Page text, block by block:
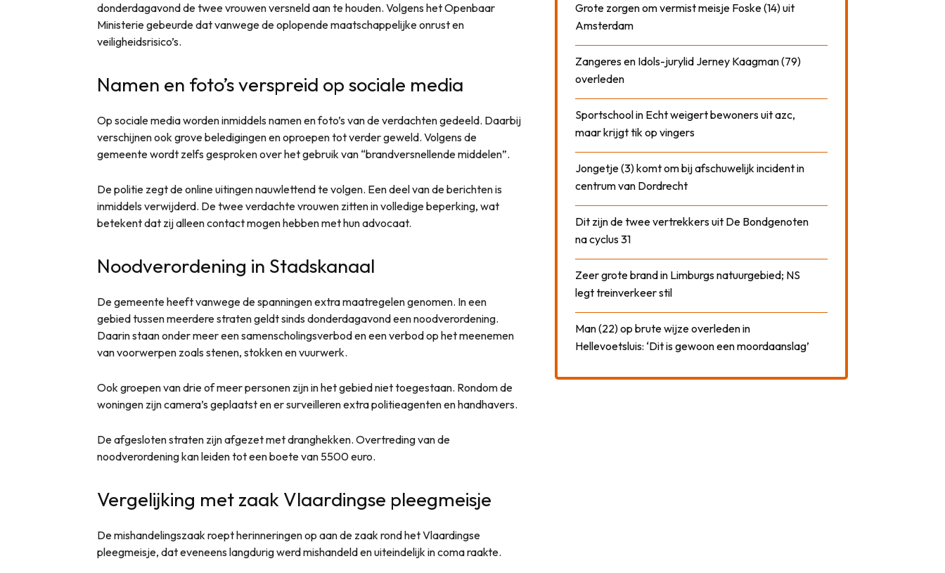
donderdagavond de twee vrouwen versneld aan te houden. Volgens het Openbaar
Ministerie gebeurde dat vanwege de oplopende maatschappelijke onrust en
veiligheidsrisico’s.
Namen en foto’s verspreid op sociale media
Op sociale media worden inmiddels namen en foto’s van de verdachten gedeeld. Daarbij
verschijnen ook grove beledigingen en oproepen tot verder geweld. Volgens de
gemeente wordt zelfs gesproken over het gebruik van “brandversnellende middelen”.
De politie zegt de online uitingen nauwlettend te volgen. Een deel van de berichten is
inmiddels verwijderd. De twee verdachte vrouwen zitten in volledige beperking, wat
betekent dat zij alleen contact mogen hebben met hun advocaat.
Noodverordening in Stadskanaal
De gemeente heeft vanwege de spanningen extra maatregelen genomen. In een
gebied tussen meerdere straten geldt sinds donderdagavond een noodverordening.
Daarin staan onder meer een samenscholingsverbod en een verbod op het meenemen
van voorwerpen zoals stenen, stokken en vuurwerk.
Ook groepen van drie of meer personen zijn in het gebied niet toegestaan. Rondom de
woningen zijn camera’s geplaatst en er surveilleren extra politieagenten en handhavers.
De afgesloten straten zijn afgezet met dranghekken. Overtreding van de
noodverordening kan leiden tot een boete van 5500 euro.
Vergelijking met zaak Vlaardingse pleegmeisje
De mishandelingszaak roept herinneringen op aan de zaak rond het Vlaardingse
pleegmeisje, dat eveneens langdurig werd mishandeld en uiteindelijk in coma raakte.
Grote zorgen om vermist meisje Foske (14) uit
Amsterdam
Zangeres en Idols-jurylid Jerney Kaagman (79)
overleden
Sportschool in Echt weigert bewoners uit azc,
maar krijgt tik op vingers
Jongetje (3) komt om bij afschuwelijk incident in
centrum van Dordrecht
Dit zijn de twee vertrekkers uit De Bondgenoten
na cyclus 31
Zeer grote brand in Limburgs natuurgebied; NS
legt treinverkeer stil
Man (22) op brute wijze overleden in
Hellevoetsluis: ‘Dit is gewoon een moordaanslag’